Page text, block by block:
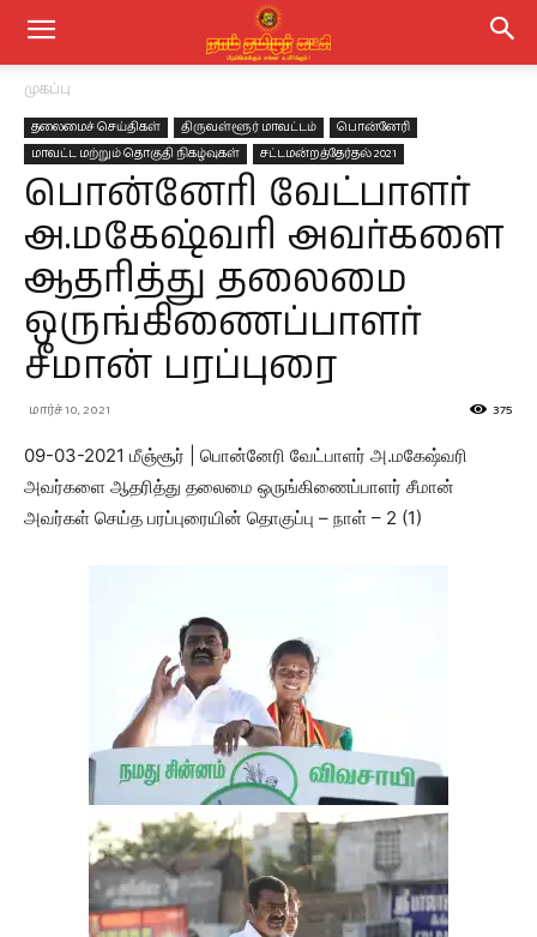
முகப்பு
தலைமைச் செய்திகள் திருவள்ளூர் மாவட்டம்
பொன்னேரி
மாவட்ட மற்றும் தொகுதி நிகழ்வுகள்
சட்டமன்றத்தேர்தல் 2021
பொன்னேரி வேட்பாளர்
அ.மகேஷ்வரி அவர்களை
ஆதரித்து தலைமை
ஒருங்கிணைப்பாளர்
சீமான் பரப்புரை
மார்ச் 10, 2021 375
09-03-2021 மீஞ்சூர் | பொன்னேரி வேட்பாளர் அ.மகேஷ்வரி
அவர்களை ஆதரித்து தலைமை ஒருங்கிணைப்பாளர் சீமான்
அவர்கள் செய்த பரப்புரையின் தொகுப்பு – நாள் – 2 (1)